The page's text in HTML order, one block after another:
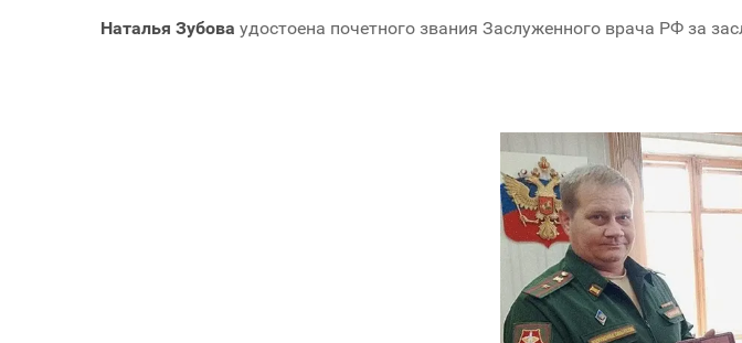
Наталья Зубова удостоена почетного звания Заслуженного врача РФ за